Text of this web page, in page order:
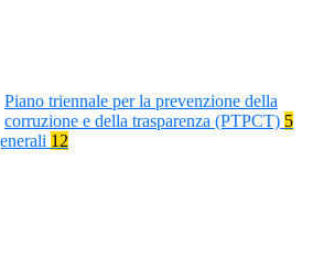
Piano triennale per la prevenzione della
corruzione e della trasparenza (PTPCT) 5
12